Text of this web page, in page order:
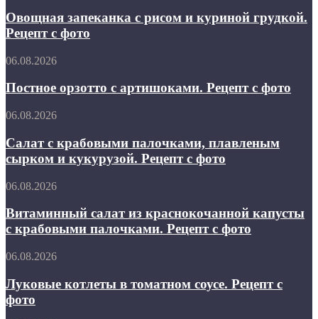
фото
с
рисом
и
грудкой.
с
Овощная запеканка с рисом и куриной грудкой.
Рецепт с фото
Постное
с
артишоками.
Рецепт
фото
06.08.2026
Постное орзотто с артишоками. Рецепт с фото
Салат
крабовыми
палочками,
плавленым
и
Рецепт
с
06.08.2026
Салат с крабовыми палочками, плавленым
сырком и кукурузой. Рецепт с фото
Витаминный
из
краснокочанной
капусты
крабовыми
Рецепт
с
06.08.2026
Витаминный салат из краснокочанной капусты
с крабовыми палочками. Рецепт с фото
Луковые
в
томатном
соусе.
06.08.2026
Луковые котлеты в томатном соусе. Рецепт с
фото